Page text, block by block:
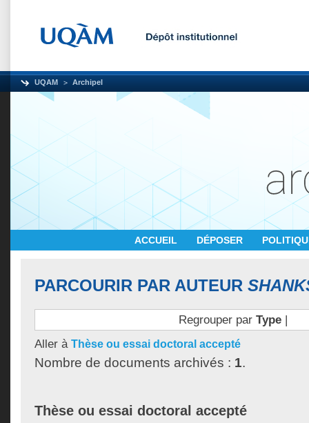
UQAM Archipel
ACCUEIL DÉPOSER
PARCOURIR PAR AUTEUR
Regrouper par Type|
Aller à Thèse ou essai doctoral accepté
Nombre de documents archivés : 1.
Thèse ou essai doctoral accepté